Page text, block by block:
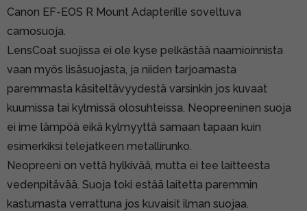
Canon EF-EOS R Mount Adapterille soveltuva
camosuoja.
LensCoat suojissa ei ole kyse pelkästää naamioinnista
vaan myös lisäsuojasta, ja niiden tarjoamasta
paremmasta käsiteltävyydestä varsinkin jos kuvaat
kuumissa tai kylmissä olosuhteissa. Neopreeninen suoja
ei ime lämpöä eikä kylmyyttä samaan tapaan kuin
esimerkiksi telejatkeen metallirunko.
Neopreeni on vettä hylkivää, mutta ei tee laitteesta
vedenpitävää. Suoja toki estää laitetta paremmin
kastumasta verrattuna jos kuvaisit ilman suojaa.